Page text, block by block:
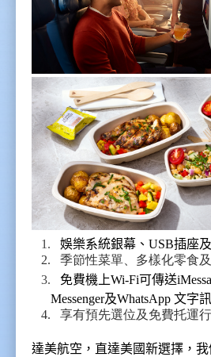
1.娛樂系統銀幕、USB插座
2. 季節性菜單、多樣化零食
3. 免費機上Wi-Fi可傳送
Messenger及WhatsApp文字
4. 享有預先選位及免費托運
達美航空，直達美國新選擇，